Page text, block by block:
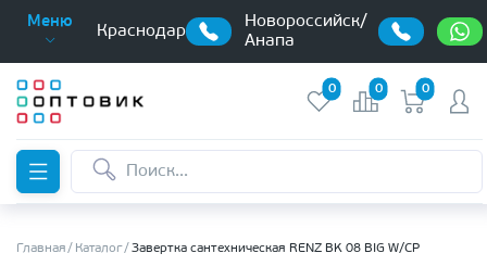
Меню
Краснодар
Новороссийск/
Анапа
0 0 0
Главная Каталог Завертка сантехническая RENZ BK 08 BIG W/CP